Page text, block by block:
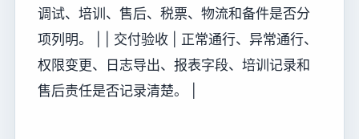
调试、培训、售后、税票、物流和备件是否分
项列明。 | | 交付验收 | 正常通行、异常通行、
权限变更、日志导出、报表字段、培训记录和
售后责任是否记录清楚。 |